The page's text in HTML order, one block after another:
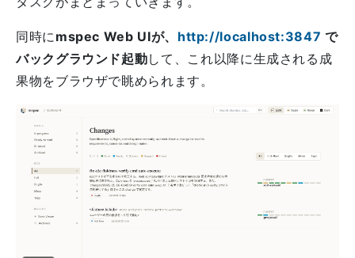
同時にmspec Web UIが、 http://localhost:3847 で
バックグラウンド起動して、これ以降に生成される成
果物をブラウザで眺められます。